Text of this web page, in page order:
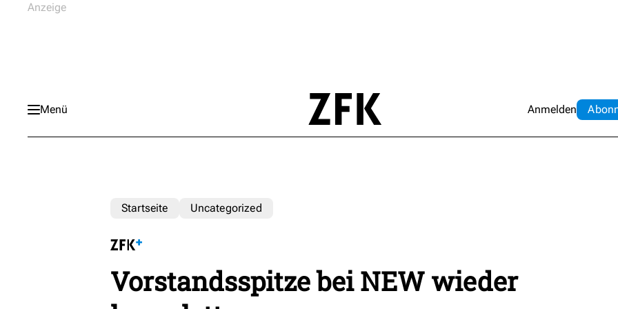
Menü Anmelden Abo
Startseite Uncategorized
Vorstandsspitze bei NEW wieder